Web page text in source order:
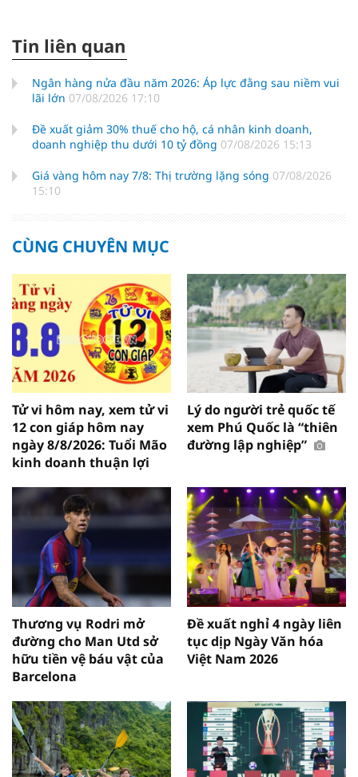
Tin liên quan
Ngân hàng nửa đầu năm 2026: Áp lực đằng sau niềm vui
lãi lớn 07/08/2026 17:10
Đề xuất giảm 30% thuế cho hộ, cá nhân kinh doanh,
doanh nghiệp thu dưới 10 tỷ đồng 07/08/2026 15:13
Giá vàng hôm nay 7/8: Thị trường lặng sóng 07/08/2026
15:10
CÙNG CHUYÊN MỤC
Tử vi hôm nay, xem tử vi
12 con giáp hôm nay
ngày 8/8/2026: Tuổi Mão
kinh doanh thuận lợi
Lý do người trẻ quốc tế
xem Phú Quốc là “thiên
đường lập nghiệp”
Thương vụ Rodri mở
đường cho Man Utd sở
hữu tiền vệ báu vật của
Barcelona
Đề xuất nghỉ 4 ngày liên
tục dịp Ngày Văn hóa
Việt Nam 2026